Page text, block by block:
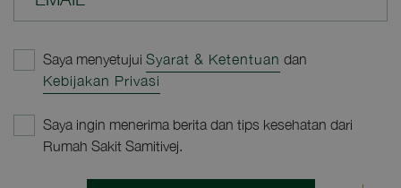
Saya menyetujui Syarat & Ketentuan dan
Kebijakan Privasi
Saya ingin menerima berita dan tips kesehatan dari
Rumah Sakit Samitivej.